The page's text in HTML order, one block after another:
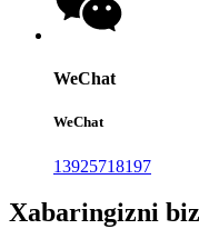
WeChat
WeChat
13925718197
Xabaringizni